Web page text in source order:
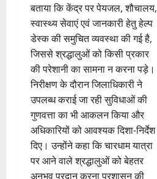
बताया कि केंद्र पर पेयजल, शौचालय,
स्वास्थ्य सेवाएं एवं जानकारी हेतु हेल्प
डेस्क की समुचित व्यवस्था की गई है,
जिससे श्रद्धालुओं को किसी प्रकार
की परेशानी का सामना न करना पड़े।
निरीक्षण के दौरान जिलाधिकारी ने
उपलब्ध कराई जा रही सुविधाओं की
गुणवत्ता का भी आकलन किया और
अधिकारियों को आवश्यक दिशा-निर्देश
दिए। उन्होंने कहा कि चारधाम यात्रा
पर आने वाले श्रद्धालुओं को बेहतर
अनुभव प्रदान करना प्रशासन की